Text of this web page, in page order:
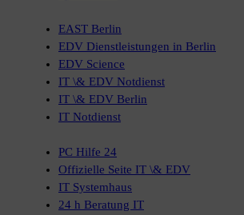
EAST Berlin
EDV Dienstleistungen in Berlin
EDV Science
IT \& EDV Notdienst
IT \& EDV Berlin
IT Notdienst
PC Hilfe 24
Offizielle Seite IT \& EDV
IT Systemhaus
24 h Beratung IT